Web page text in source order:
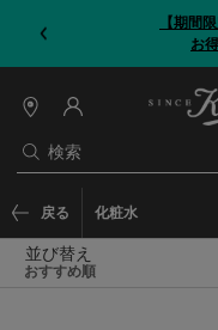
【期間限定
検索
店
情
報
戻る
化粧水
並び替え